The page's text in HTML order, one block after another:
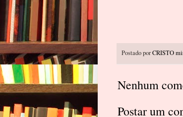
Postado porCRISTO
Nenhum
Postar um